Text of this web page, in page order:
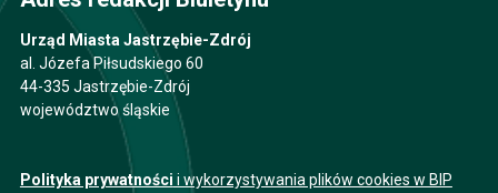
Urząd Miasta Jastrzębie-Zdrój
al. Józefa Piłsudskiego 60
44-335 Jastrzębie-Zdrój
województwo śląskie
Polityka prywatności i wykorzystywania plików cookies w BIP